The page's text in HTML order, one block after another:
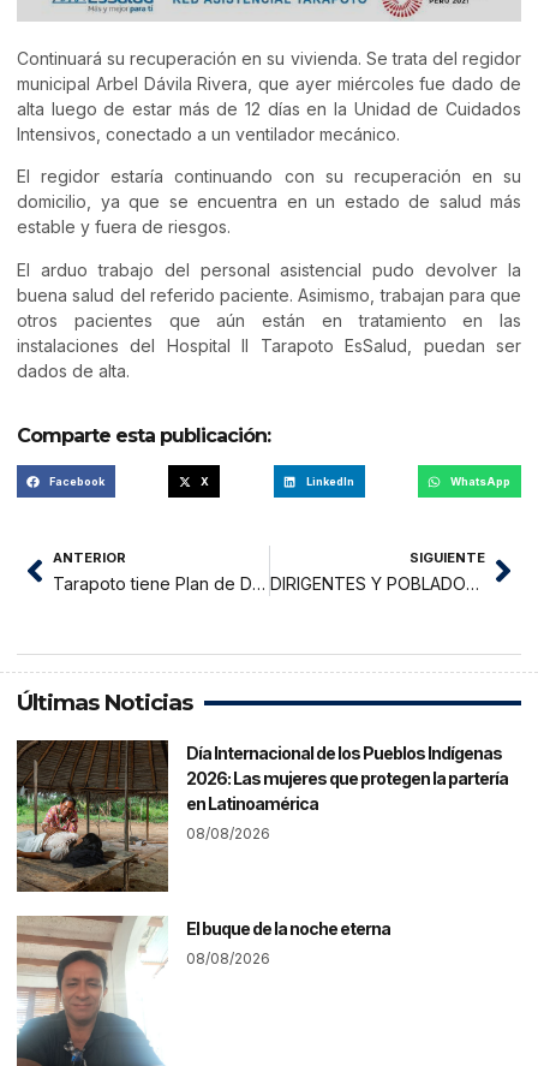
Continuará su recuperación en su vivienda. Se trata del regidor
municipal Arbel Dávila Rivera, que ayer miércoles fue dado de
alta luego de estar más de 12 días en la Unidad de Cuidados
Intensivos, conectado a un ventilador mecánico.
El regidor estaría continuando con su recuperación en su
domicilio, ya que se encuentra en un estado de salud más
estable y fuera de riesgos.
El arduo trabajo del personal asistencial pudo devolver la
buena salud del referido paciente. Asimismo, trabajan para que
otros pacientes que aún están en tratamiento en las
instalaciones del Hospital II Tarapoto EsSalud, puedan ser
dados de alta.
Comparte esta publicación:
Facebook X LinkedIn WhatsApp
ANTERIOR
Tarapoto tiene Plan de Desarrollo Urbano
SIGUIENTE
DIRIGENTES Y POBLADORES DE CHAZUTA DEMANDAN AL GORESAM SOLUCIÓN A SUS NECESIDADES
Últimas Noticias
Día Internacional de los Pueblos Indígenas
2026: Las mujeres que protegen la partería
en Latinoamérica
08/08/2026
El buque de la noche eterna
08/08/2026